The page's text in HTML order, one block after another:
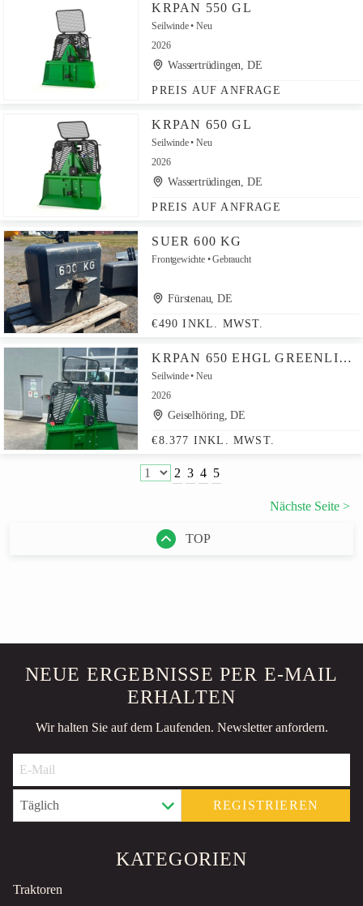
KRPAN 550 GL
Seilwinde
Neu
2026
Wassertrüdingen, DE
PREIS AUF ANFRAGE
KRPAN 650 GL
Seilwinde
Neu
2026
Wassertrüdingen, DE
PREIS AUF ANFRAGE
SUER 600 KG
Frontgewichte Gebraucht
Fürstenau, DE
€490 INKL. MWST.
KRPAN 650 EHGL GREENLINE 1800, FUNK, HYDR. SEILAUSSTOSS, 6,5T
Seilwinde
Neu
2026
Geiselhöring, DE
€8.377 INKL. MWST.
2 3 4 5
Nächste Seite >
TOP
NEUE ERGEBNISSE PER E-MAIL
ERHALTEN
Wir halten Sie auf dem Laufenden. Newsletter anfordern.
REGISTRIEREN
KATEGORIEN
Traktoren